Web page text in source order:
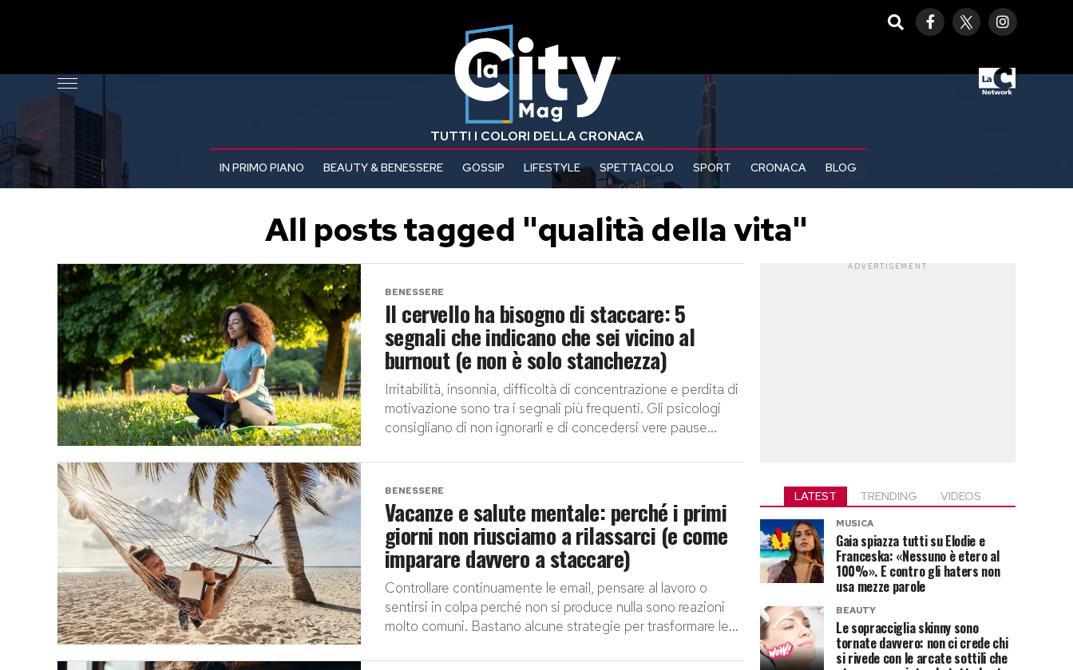
TUTTI I COLORI DELLA CRONACA
IN PRIMO PIANO BEAUTY & BENESSERE GOSSIP LIFESTYLE SPETTACOLO SPORT CRONACA BLOG
All posts tagged "qualità della vita"
BENESSERE
Il cervello ha bisogno di staccare: 5
segnali che indicano che sei vicino al
burnout (e non è solo stanchezza)
Irritabilità, insonnia, difficoltà di concentrazione e perdita di
motivazione sono tra i segnali più frequenti. Gli psicologi
consigliano di non ignorarli e di concedersi vere pause...
BENESSERE
Vacanze e salute mentale: perché i primi
giorni non riusciamo a rilassarci (e come
imparare davvero a staccare)
Controllare continuamente le email, pensare al lavoro o
sentirsi in colpa perché non si produce nulla sono reazioni
molto comuni. Bastano alcune strategie per trasformare le...
ADVERTISEMENT
LATEST TRENDING VIDEOS
MUSICA
Gaia spiazza tutti su Elodie e
Franceska: «Nessuno è etero al
100%». E contro gli haters non
usa mezze parole
BEAUTY
Le sopracciglia skinny sono
tornate davvero: non ci crede chi
si rivede con le arcate sottili che